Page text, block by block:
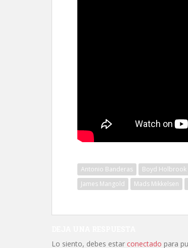
Antonio Banderas Boyd Holbrook
James Mangold
Mads Mikkelsen
Lo siento, debes estar conectado para